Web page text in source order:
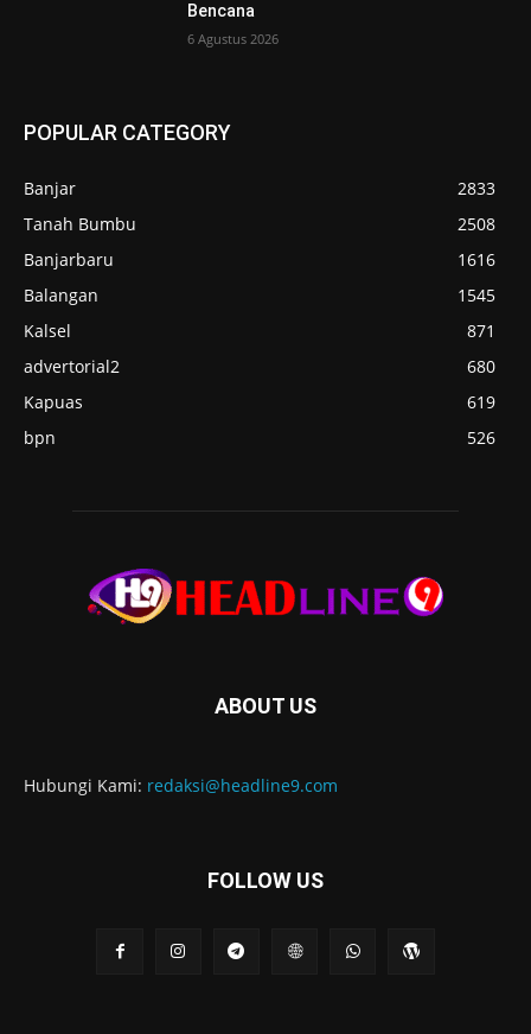
Bencana
6 Agustus 2026
POPULAR CATEGORY
Banjar
2833
Tanah Bumbu
2508
Banjarbaru
1616
Balangan
1545
Kalsel
871
advertorial2
680
Kapuas
619
bpn
526
ABOUT US
Hubungi Kami: redaksi@headline9.com
FOLLOW US